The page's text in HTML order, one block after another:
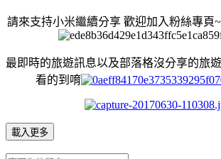
請來支持小米繼續分享 歡迎加入粉絲專頁~
最即時的旅遊訊息以及部落格沒分享的旅
看的到唷
載入更多